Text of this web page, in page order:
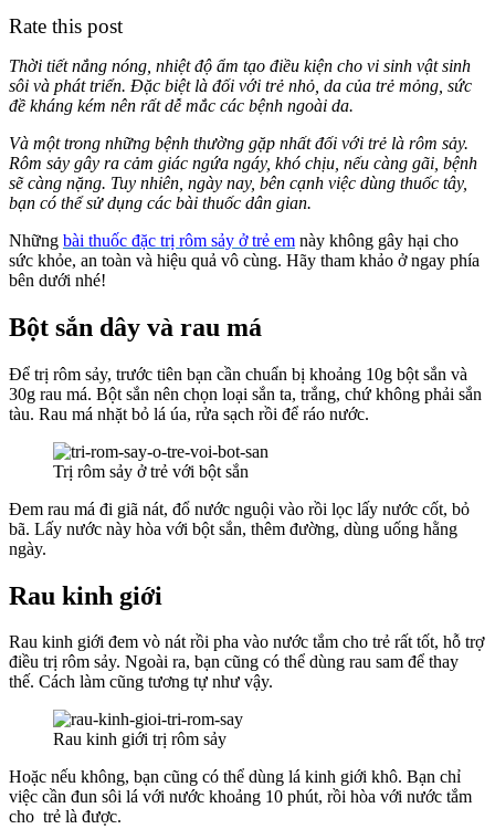
Rate this post
Thời tiết nắng nóng, nhiệt độ ẩm tạo điều kiện cho vi sinh vật sinh
sôi và phát triển. Đặc biệt là đối với trẻ nhỏ, da của trẻ mỏng, sức
đề kháng kém nên rất dễ mắc các bệnh ngoài da.
Và một trong những bệnh thường gặp nhất đối với trẻ là rôm sảy.
Rôm sảy gây ra cảm giác ngứa ngáy, khó chịu, nếu càng gãi, bệnh
sẽ càng nặng. Tuy nhiên, ngày nay, bên cạnh việc dùng thuốc tây,
bạn có thể sử dụng các bài thuốc dân gian.
Những bài thuốc đặc trị rôm sảy ở trẻ em này không gây hại cho
sức khỏe, an toàn và hiệu quả vô cùng. Hãy tham khảo ở ngay phía
bên dưới nhé!
Bột sắn dây và rau má
Để trị rôm sảy, trước tiên bạn cần chuẩn bị khoảng 10g bột sắn và
30g rau má. Bột sắn nên chọn loại sắn ta, trắng, chứ không phải sắn
tàu. Rau má nhặt bỏ lá úa, rửa sạch rồi để ráo nước.
Trị rôm sảy ở trẻ với bột sắn
Đem rau má đi giã nát, đổ nước nguội vào rồi lọc lấy nước cốt, bỏ
bã. Lấy nước này hòa với bột sắn, thêm đường, dùng uống hằng
ngày.
Rau kinh giới
Rau kinh giới đem vò nát rồi pha vào nước tắm cho trẻ rất tốt, hỗ trợ
điều trị rôm sảy. Ngoài ra, bạn cũng có thể dùng rau sam để thay
thế. Cách làm cũng tương tự như vậy.
Rau kinh giới trị rôm sảy
Hoặc nếu không, bạn cũng có thể dùng lá kinh giới khô. Bạn chỉ
việc cần đun sôi lá với nước khoảng 10 phút, rồi hòa với nước tắm
cho trẻ là được.